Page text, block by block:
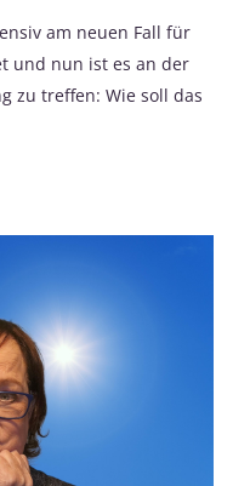
am neuen Fall für
und nun ist es an der
zu treffen: Wie soll das